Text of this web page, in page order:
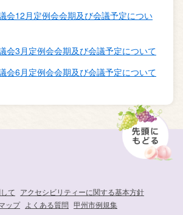
会12月定例会会期及び会議予定につい
会3月定例会会期及び会議予定について
会6月定例会会期及び会議予定について
て アクセシビリティーに関する基本方針
ップ よくある質問 甲州市例規集